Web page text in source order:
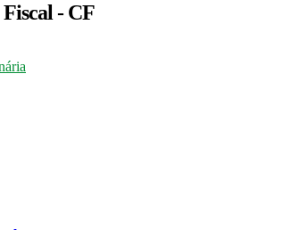
Fiscal - CF